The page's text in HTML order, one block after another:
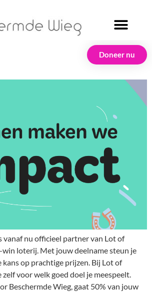
Doneer nu
vanaf nu officieel partner van Lot of
win loterij. Met jouw deelname steun je
kans op prachtige prijzen. Bij Lot of
zelf voor welk goed doel je meespeelt.
Beschermde Wieg, gaat 50% van jouw